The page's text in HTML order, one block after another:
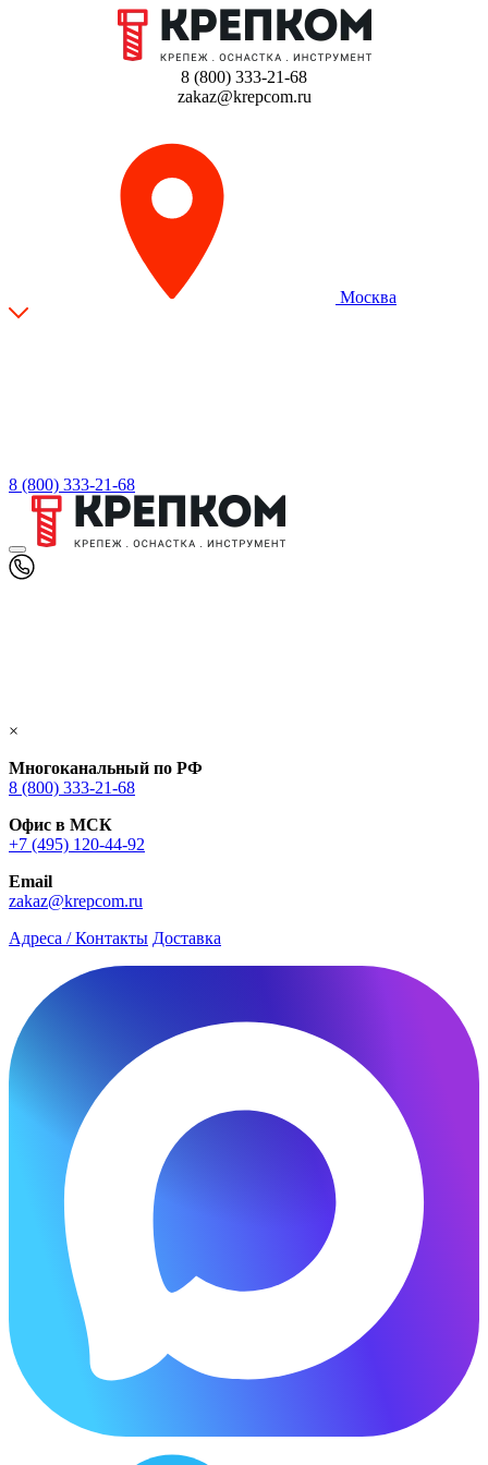
8 (800) 333-21-68
zakaz@krepcom.ru
Москва
8 (800) 333-21-68
×
Многоканальный по РФ
8 (800) 333‑21-68
Офис в МСК
+7 (495) 120-44-92
Email
zakaz@krepcom.ru
Адреса / Контакты Доставка